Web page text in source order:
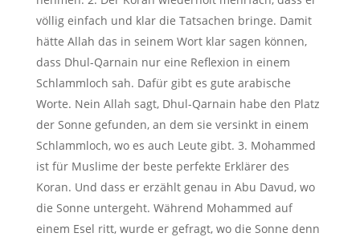
völlig einfach und klar die Tatsachen bringe. Damit
hätte Allah das in seinem Wort klar sagen können,
dass Dhul-Qarnain nur eine Reflexion in einem
Schlammloch sah. Dafür gibt es gute arabische
Worte. Nein Allah sagt, Dhul-Qarnain habe den Platz
der Sonne gefunden, an dem sie versinkt in einem
Schlammloch, wo es auch Leute gibt. 3. Mohammed
ist für Muslime der beste perfekte Erklärer des
Koran. Und dass er erzählt genau in Abu Davud, wo
die Sonne untergeht. Während Mohammed auf
einem Esel ritt, wurde er gefragt, wo die Sonne denn